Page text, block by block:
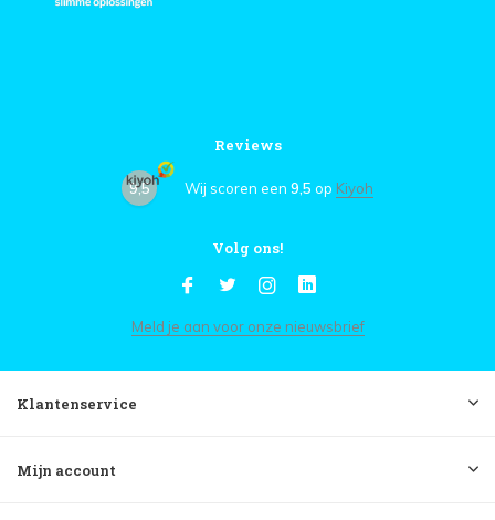
Reviews
9,5 Wij scoren een 9,5 op Kiyoh
Volg ons!
Meld je aan voor onze nieuwsbrief
Klantenservice
Mijn account